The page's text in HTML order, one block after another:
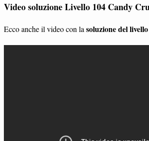
Video soluzione Livello 104 Candy
Ecco anche il video con la soluzione del